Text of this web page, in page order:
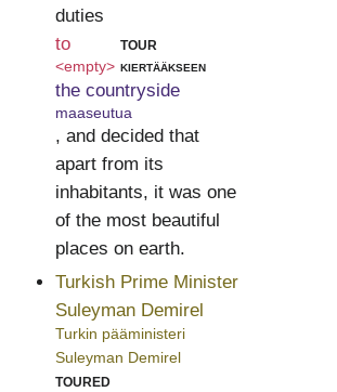
duties
to
<empty>
tour
kiertääkseen
the countryside
maaseutua
, and decided that
apart from its
inhabitants, it was one
of the most beautiful
places on earth.
Turkish Prime Minister
Suleyman Demirel
Turkin pääministeri
Suleyman Demirel
toured